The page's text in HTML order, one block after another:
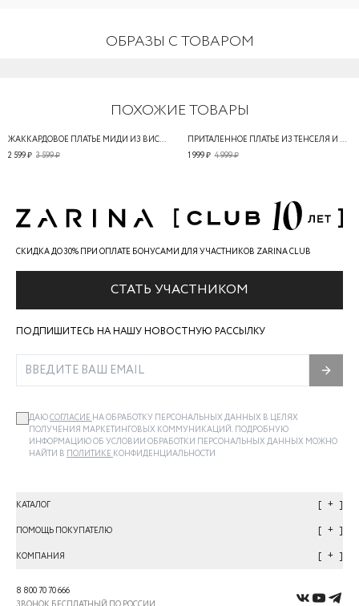
ОБРАЗЫ С ТОВАРОМ
ПОХОЖИЕ ТОВАРЫ
ЖАККАРДОВОЕ ПЛАТЬЕ МИДИ ИЗ ВИСКОЗЫ
3 599 ₽
2 599 ₽
ПРИТАЛЕННОЕ ПЛАТЬЕ ИЗ ТЕНСЕЛЯ И ХЛОПКА С ОБЪЁМНЫМИ РУКАВАМИ
4 999 ₽
1 999 ₽
СКИДКА ДО 30% ПРИ ОПЛАТЕ БОНУСАМИ ДЛЯ УЧАСТНИКОВ ZARINA CLUB
СТАТЬ УЧАСТНИКОМ
ПОДПИШИТЕСЬ НА НАШУ НОВОСТНУЮ РАССЫЛКУ
ДАЮСОГЛАСИЕ НА ОБРАБОТКУ ПЕРСОНАЛЬНЫХ ДАННЫХ В ЦЕЛЯХ
ПОЛУЧЕНИЯ МАРКЕТИНГОВЫХ КОММУНИКАЦИЙ. ПОДРОБНУЮ
ИНФОРМАЦИЮ ОБ УСЛОВИИ ОБРАБОТКИ ПЕРСОНАЛЬНЫХ ДАННЫХ МОЖНО
НАЙТИ В ПОЛИТИКЕ КОНФИДЕНЦИАЛЬНОСТИ
КАТАЛОГ +
ПОМОЩЬ ПОКУПАТЕЛЮ +
КОМПАНИЯ +
8 800 70 70 666